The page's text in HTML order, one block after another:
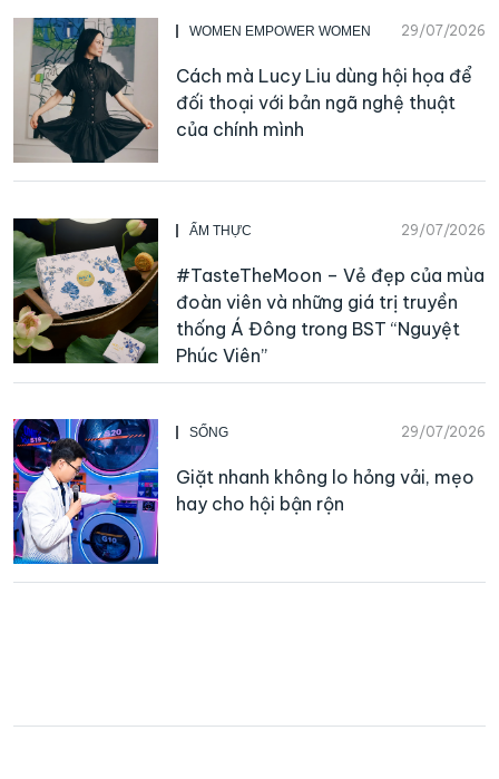
WOMEN EMPOWER WOMEN 29/07/2026
Cách mà Lucy Liu dùng hội họa để
đối thoại với bản ngã nghệ thuật
của chính mình
ẨM THỰC 29/07/2026
#TasteTheMoon – Vẻ đẹp của mùa
đoàn viên và những giá trị truyền
thống Á Đông trong BST “Nguyệt
Phúc Viên”
SỐNG 29/07/2026
Giặt nhanh không lo hỏng vải, mẹo
hay cho hội bận rộn